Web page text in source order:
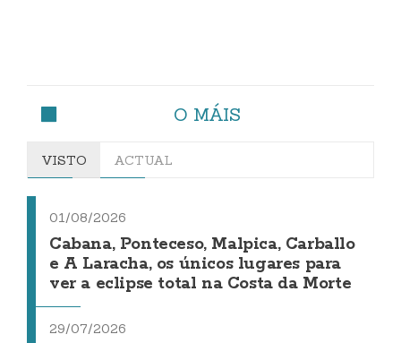
O MÁIS
VISTO ACTUAL
01/08/2026
Cabana, Ponteceso, Malpica, Carballo
e A Laracha, os únicos lugares para
ver a eclipse total na Costa da Morte
29/07/2026